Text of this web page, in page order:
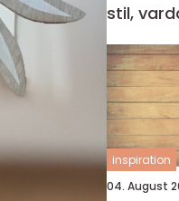
stil,
inspiration
04. August